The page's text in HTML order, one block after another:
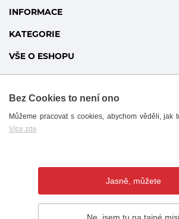
INFORMACE
KATEGORIE
VŠE O ESHOPU
B2B - PARTNERSKÝ
Bez Cookies to není ono
Můžeme pracovat s cookies, abychom věděli, jak
Více zde
Jasně, můžete